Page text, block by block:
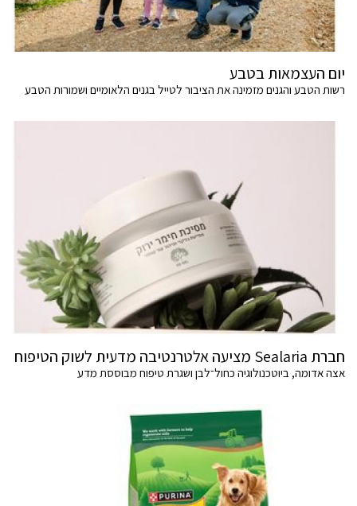
יום העצמאות בטבע
רשות הטבע והגנים מזמינה את הציבור לטייל בגנים הלאומיים ושמורות הטבע
חברת Sealaria מציעה אלטרנטיבה מדעית לשוק הטיפוח
אצה אדומה, ביוטכנולוגיה כחול־לבן ושגרת טיפוח מבוססת מדע